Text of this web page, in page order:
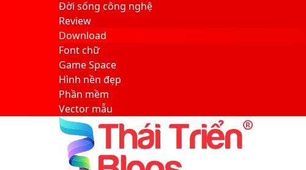
Đời sống công nghệ
Review
Download
Font chữ
Game Space
Hình nền đẹp
Phần mềm
Vector mẫu
Sidebar
Search
for